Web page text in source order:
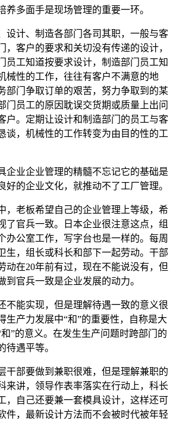
养多面手是现场管理的重要一环。
计、制造各部门各司其职，一般与客
，客户的要求和关切没有传递的设计，
员工知道按要求设计，制造部门员工知
械性的工作，往往有客户不满意的地
部门争取订单的艰苦，努力争取到的某
门员工的原因耽误交货期或质量上出问
户。定期让设计和制造部门的员工与客
谈，机械性的工作转变为由目的性的工
业企业管理的精髓不忘记它的基础是
好的企业文化，就推动不了工厂管理。
老板希望自己的企业管理上等级，希
了官兵一致。日本企业很注意这点，组
办公室工作，写字台也是一样的。每周
生，组长或科长和部下一起劳动。干部
动在20年前有过，现在不能说没有，但
到官兵一致是企业发展的动力。
能实现，但是理解待遇一致的意义很
生产力发展中“和”的重要性，自称是大
”的意义。在发生生产问题时跨部门的
待遇平等。
部要做到兼职很难，但是理解兼职的
来讲，领导作表率落实在行动上，科长
，自己还要兼一套模具设计，这样还可
件，最新设计方法而不会被时代被年轻